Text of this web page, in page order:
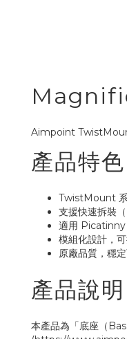
Aimpoint
產品特色
TwistMount
支援快速拆裝
適用 Picatinny
模組化設計，
原廠品質，穩
產品說明
本產品為「底座（